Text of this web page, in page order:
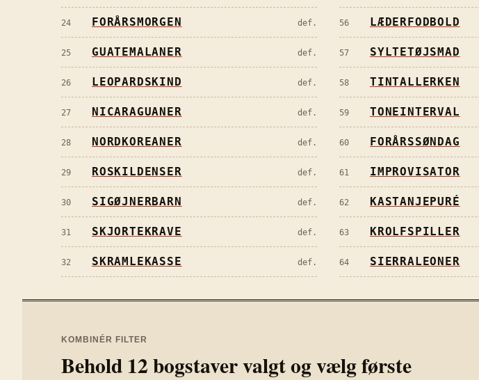
24 FORÅRSMORGEN def.
25 GUATEMALANER def.
26 LEOPARDSKIND def.
27 NICARAGUANER def.
28 NORDKOREANER def.
29 ROSKILDENSER def.
30 SIGØJNERBARN def.
31 SKJORTEKRAVE def.
32 SKRAMLEKASSE def.
56 LÆDERFODBOLD
57 SYLTETØJSMAD
58 TINTALLERKEN
59 TONEINTERVAL
60 FORÅRSSØNDAG
61 IMPROVISATOR
62 KASTANJEPURÉ
63 KROLFSPILLER
64 SIERRALEONER
KOMBINÉR FILTER
Behold 12bogstaver valgt og vælg første